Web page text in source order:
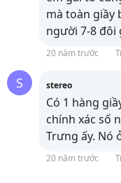
mà toàn giầy
người 7-8 đôi
20 năm trước
S stereo
Có 1 hàng
chính xác số
Trưng ấy. Nó
20 năm trước